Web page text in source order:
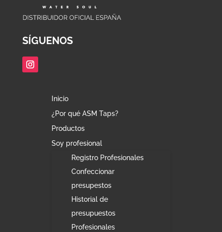
SÍGUENOS
Inicio
¿Por qué ASM Taps?
Productos
Soy profesional
Registro Profesionales
Confeccionar
presupestos
Historial de
presupuestos
Profesionales